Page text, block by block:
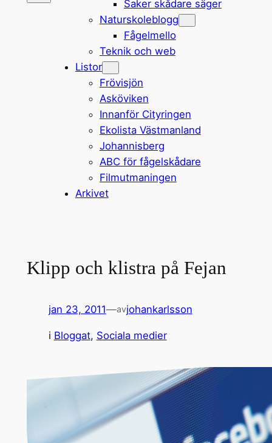
Saker skådare säger
Naturskoleblogg
Fågelmello
Teknik och web
Listor
Frövisjön
Asköviken
Innanför Cityringen
Ekolista Västmanland
Johannisberg
ABC för fågelskådare
Filmutmaningen
Arkivet
Klipp och klistra på Fejan
jan 23, 2011—avjohankarlsson
i Bloggat, Sociala medier